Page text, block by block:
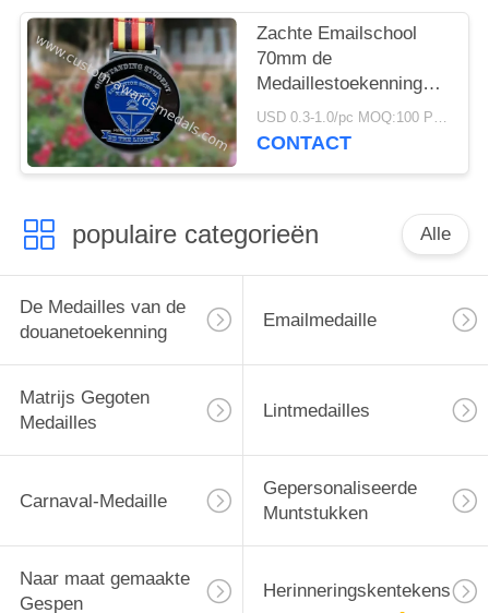
Zachte Emailschool
70mm de
Medaillestoekenning
van de MetaalwiskundeUSD 0.3-1.0/pc MOQ:100 PCs per ontwerp
CONTACT
populaire categorieën Alle
De Medailles van de
douanetoekenning
Emailmedaille
Matrijs Gegoten
Medailles
Lintmedailles
Carnaval-Medaille
Gepersonaliseerde
Muntstukken
Naar maat gemaakte
Gespen
Herinneringskentekens